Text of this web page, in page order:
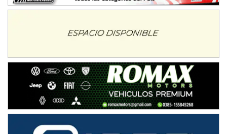
SUR SANTAFESINO - F4
El Timbó (Tucumán)
COBERTURA ESPECIAL DE E-KART.COM.AR
08/09-AGO
IAME SERIES ARGENTINA 6
Baradero (Buenos Aires)